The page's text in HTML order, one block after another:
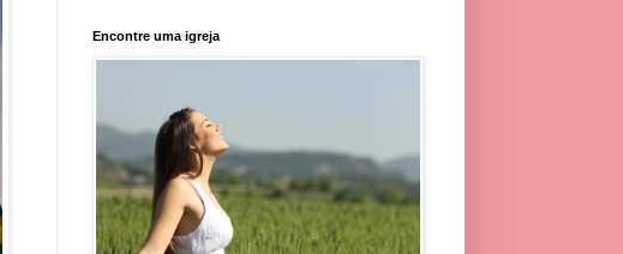
Encontre uma igreja